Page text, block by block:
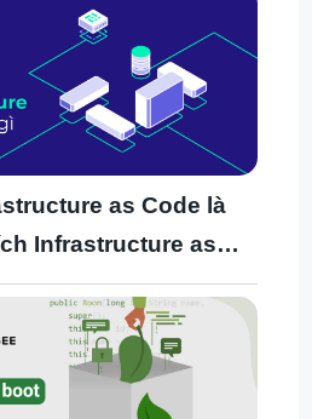
as Code là
Infrastructure as